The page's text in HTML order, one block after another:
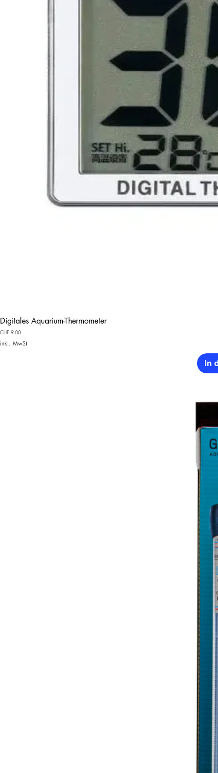
Digitales Aquarium-Thermometer
Preis
CHF 9.00
inkl. MwSt
In